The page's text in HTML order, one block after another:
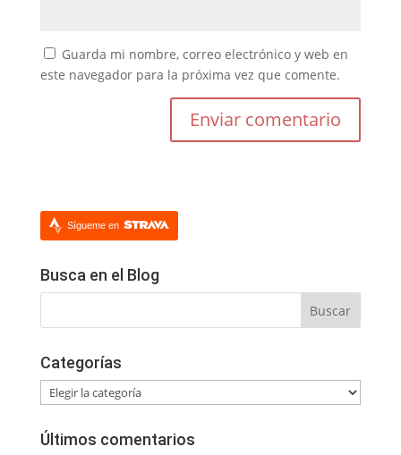
Guarda mi nombre, correo electrónico y web en
este navegador para la próxima vez que comente.
Sígueme en
Busca en el Blog
Categorías
Categorías
Últimos comentarios